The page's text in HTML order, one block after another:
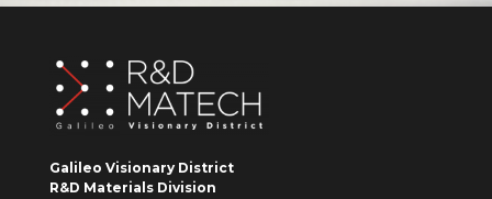
Galileo Visionary District
R&D Materials Division